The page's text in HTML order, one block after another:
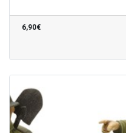
6,90€